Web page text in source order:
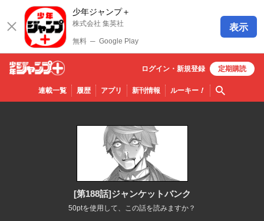
少年ジャンプ＋
株式会社 集英社
無料 ─ Google Play
表示
少年ジ
ャンプ
連載一覧 履歴 アプリ 新刊情報 ルーキー！ 検索
ログイン・ 新規登録 定期購読
[第188話]ジャンケットバンク
50ptを使用して、この話を読みますか？